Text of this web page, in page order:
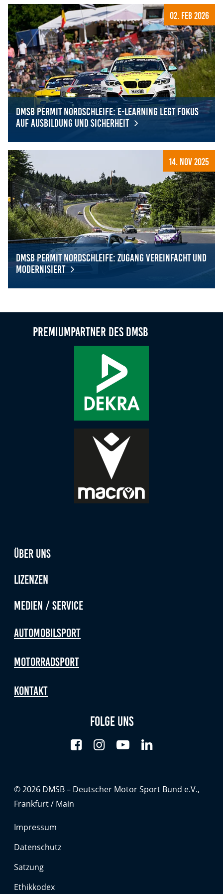
Der Formelsport ist zurück in Deutschland - F4
02. Feb 2026
DMSB Permit Nordschleife: E-Learning legt Fokus
auf Ausbildung und Sicherheit
DMSB Permit Nordschleife: E-Learning legt Fokus auf
14. Nov 2025
DMSB Permit Nordschleife: Zugang vereinfacht und
modernisiert
Premiumpartner des DMSB
Über uns
Lizenzen
Medien / Service
Automobilsport
Motorradsport
Kontakt
Folge uns
© 2026 DMSB – Deutscher Motor Sport Bund e.V.,
Frankfurt / Main
Impressum
Datenschutz
Satzung
Ethikkodex